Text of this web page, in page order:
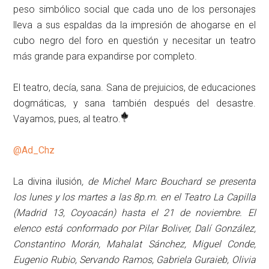
peso simbólico social que cada uno de los personajes
lleva a sus espaldas da la impresión de ahogarse en el
cubo negro del foro en questión y necesitar un teatro
más grande para expandirse por completo.
El teatro, decía, sana. Sana de prejuicios, de educaciones
dogmáticas, y sana también después del desastre.
Vayamos, pues, al teatro.
@Ad_Chz
La divina ilusión, de Michel Marc Bouchard se presenta
los lunes y los martes a las 8p.m. en el Teatro La Capilla
(Madrid 13, Coyoacán) hasta el 21 de noviembre. El
elenco está conformado por Pilar Boliver, Dalí González,
Constantino Morán, Mahalat Sánchez, Miguel Conde,
Eugenio Rubio, Servando Ramos, Gabriela Guraieb, Olivia